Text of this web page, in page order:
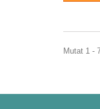
Mutat 1 -